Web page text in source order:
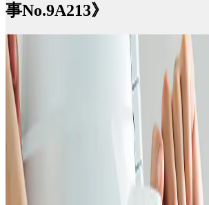
事No.9A213》